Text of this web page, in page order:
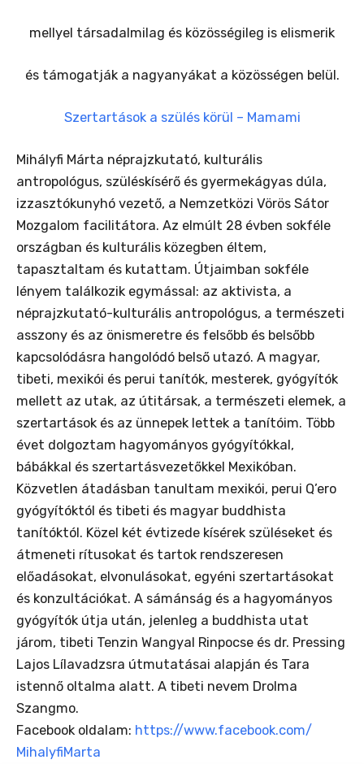
mellyel társadalmilag és közösségileg is elismerik
és támogatják a nagyanyákat a közösségen belül.
Szertartások a szülés körül – Mamami
Mihályfi Márta néprajzkutató, kulturális
antropológus, szüléskísérő és gyermekágyas dúla,
izzasztókunyhó vezető, a Nemzetközi Vörös Sátor
Mozgalom facilitátora. Az elmúlt 28 évben sokféle
országban és kulturális közegben éltem,
tapasztaltam és kutattam. Útjaimban sokféle
lényem találkozik egymással: az aktivista, a
néprajzkutató-kulturális antropológus, a természeti
asszony és az önismeretre és felsőbb és belsőbb
kapcsolódásra hangolódó belső utazó. A magyar,
tibeti, mexikói és perui tanítók, mesterek, gyógyítók
mellett az utak, az útitársak, a természeti elemek, a
szertartások és az ünnepek lettek a tanítóim. Több
évet dolgoztam hagyományos gyógyítókkal,
bábákkal és szertartásvezetőkkel Mexikóban.
Közvetlen átadásban tanultam mexikói, perui Q’ero
gyógyítóktól és tibeti és magyar buddhista
tanítóktól. Közel két évtizede kísérek szüléseket és
átmeneti rítusokat és tartok rendszeresen
előadásokat, elvonulásokat, egyéni szertartásokat
és konzultációkat. A sámánság és a hagyományos
gyógyítók útja után, jelenleg a buddhista utat
járom, tibeti Tenzin Wangyal Rinpocse és dr. Pressing
Lajos Lílavadzsra útmutatásai alapján és Tara
istennő oltalma alatt. A tibeti nevem Drolma
Szangmo.
Facebook oldalam: https://www.facebook.com/
MihalyfiMarta